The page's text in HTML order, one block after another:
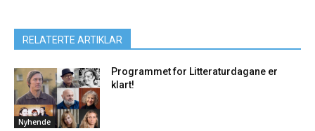
RELATERTE ARTIKLAR
Nyhende
Programmet for Litteraturdagane er
klart!